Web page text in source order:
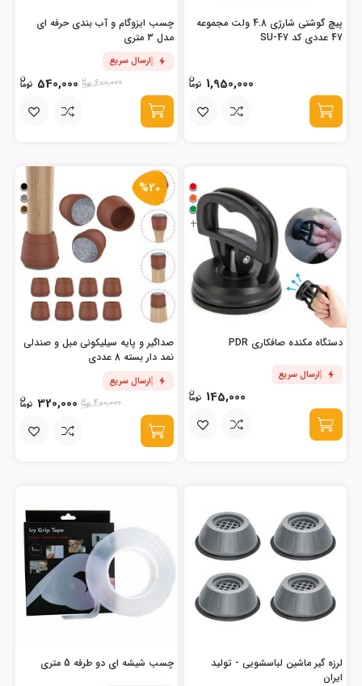
پیچ گوشتی شارژی 4.8 ولت مجموعه
47 عددی کد SU-47
1,950,000
چسب ایزوگام و آب بندی حرفه ای
مدل 3 متری
ارسال سریع
600,000
540,000
+
دستگاه مکنده صافکاری PDR
ارسال سریع
145,000
%20
صداگیر و پایه سیلیکونی مبل و صندلی
نمد دار بسته 8 عددی
ارسال سریع
400,000
320,000
لرزه گیر ماشین لباسشویی - تولید
ایران
چسب شیشه ای دو طرفه 5 متری